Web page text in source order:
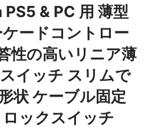
& PC 用 薄型
ードコントロー
性の高いリニア薄
イッチ スリムで
状 ケーブル固定
ックスイッチ